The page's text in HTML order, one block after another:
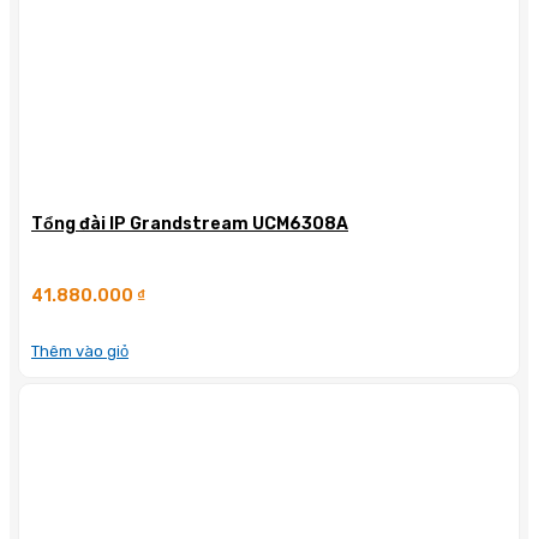
Tổng đài IP Grandstream UCM6308A
41.880.000 ₫
Thêm vào giỏ